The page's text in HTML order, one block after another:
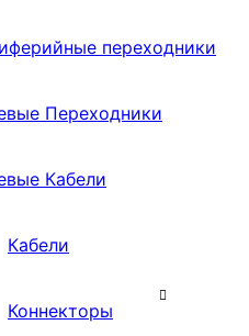
переходники
Переходники
Кабели
Кабели
Коннекторы